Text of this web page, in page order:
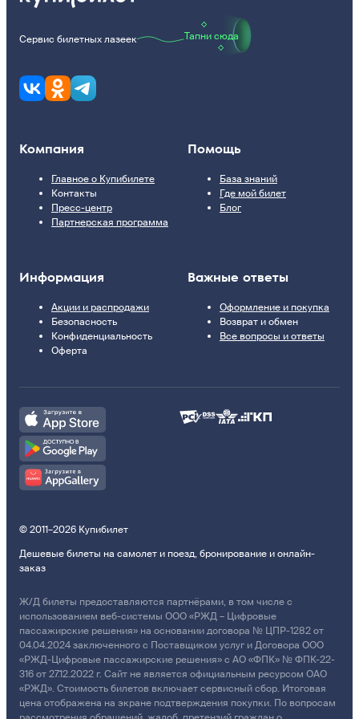
Сервис билетных лазеек Тапни сюда
Компания
Главное о Купибилете
Контакты
Пресс-центр
Партнерская программа
Помощь
База знаний
Где мой билет
Блог
Информация
Акции и распродажи
Безопасность
Конфиденциальность
Оферта
Важные ответы
Оформление и покупка
Возврат и обмен
Все вопросы и ответы
© 2011–2026 Купибилет
Дешевые билеты на самолет и поезд, бронирование и онлайн-
заказ
Ж/Д билеты предоставляются партнёрами, в том числе с
использованием веб-системы ООО «РЖД – Цифровые
пассажирские решения» на основании договора № ЦПР-1282 от
04.04.2024 заключенного с Поставщиком услуг и Договора ООО
«РЖД-Цифровые пассажирские решения» с АО «ФПК» № ФПК-22-
316 от 27.12.2022 г. Сайт не является официальным ресурсом ОАО
«РЖД». Стоимость билетов включает сервисный сбор. Итоговая
цена отображена на экране подтверждения покупки. По вопросам